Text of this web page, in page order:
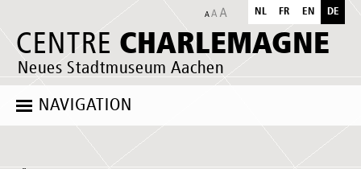
CENTRE CHARLEMAGNE
Neues Stadtmuseum Aachen
NL FR EN DE
NAVIGATION